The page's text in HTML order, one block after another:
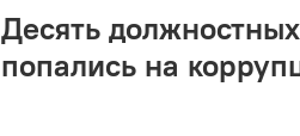
Десять
попались на